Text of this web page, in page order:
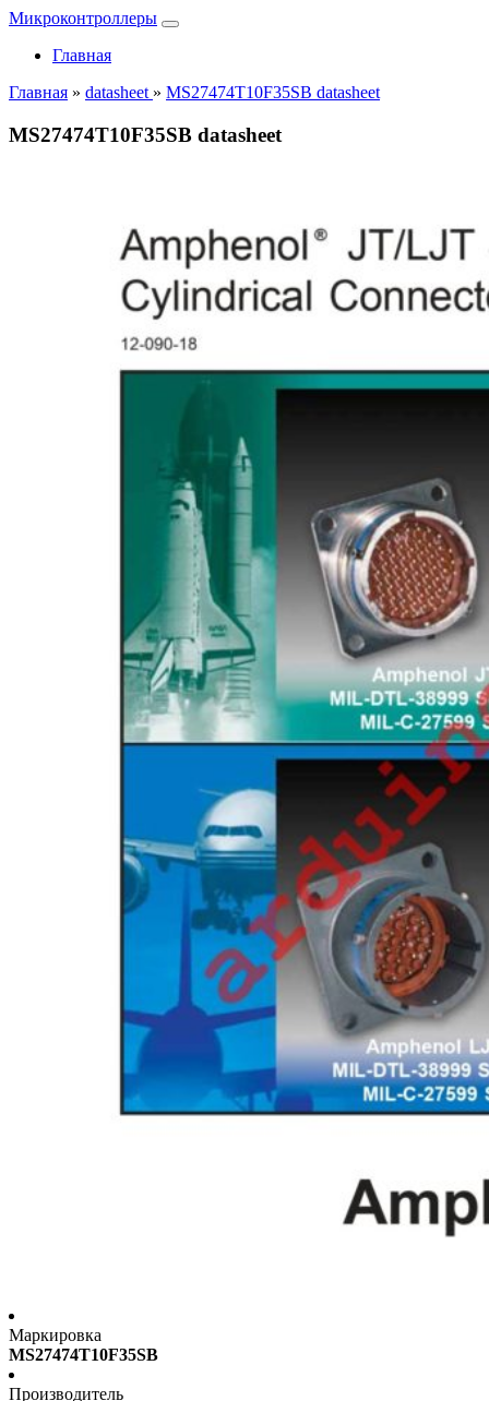
Микроконтроллеры
Главная
Главная » datasheet » MS27474T10F35SB datasheet
MS27474T10F35SB datasheet
Маркировка
MS27474T10F35SB
Производитель